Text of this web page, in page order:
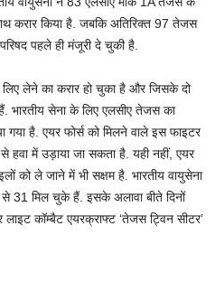
करार किया है. जबकि अतिरिक्त 97 तेजस
पहले ही मंजूरी दे चुकी है.
लेने का करार हो चुका है और जिसके दो
भारतीय सेना के लिए एलसीए तेजस का
गया है. एयर फोर्स को मिलने वाले इस फाइटर
हवा में उड़ाया जा सकता है. यही नहीं, एयर
को ले जाने में भी सक्षम है. भारतीय वायुसेना
मिल चुके हैं. इसके अलावा बीते दिनों
लाइट कॉम्बैट एयरक्राफ्ट ‘तेजस ट्विन सीटर’